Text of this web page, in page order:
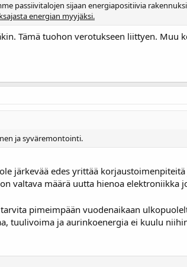
passiivitalojen sijaan energiapositiivia
energian myyjäksi.
Tämä tuohon verotukseen liittyen. Muu
ja syväremontointi.
järkevää edes yrittää
valtava määrä uutta hienoa elektroniikka
pimeimpään vuodenaikaan
tuulivoima ja aurinkoenergia ei kuulu